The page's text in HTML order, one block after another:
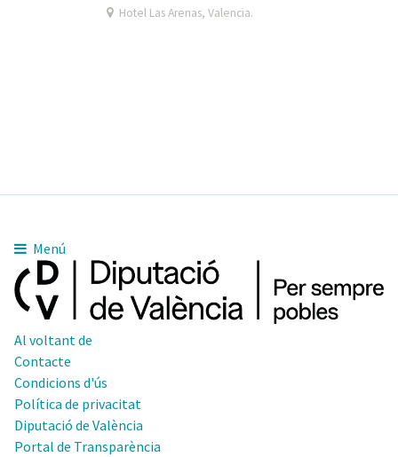
Hotel Las Arenas, Valencia.
Menú
Al voltant de
Contacte
Condicions d'ús
Política de privacitat
Diputació de València
Portal de Transparència